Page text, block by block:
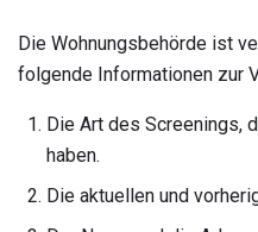
Die Wohnungsbehörde ist
folgende Informationen zur
Die Art des Screenings,
haben.
Die aktuellen und